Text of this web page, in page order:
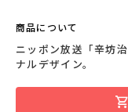
商品について
ニッポン放送「辛坊
ナルデザイン。